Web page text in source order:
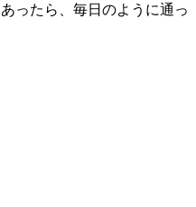
ったら、毎日のように通っ